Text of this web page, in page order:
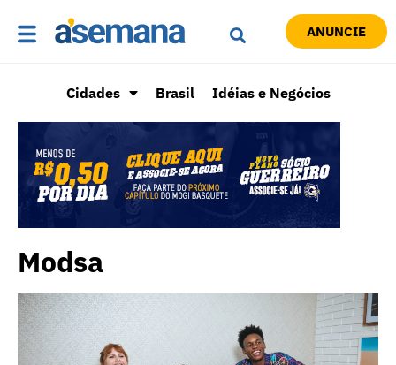
ANUNCIE
Cidades Brasil Idéias e Negócios
Modsa